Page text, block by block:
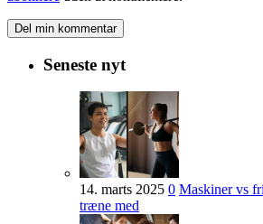
Seneste nyt
14. marts 2025 0 Maskiner vs
træne med